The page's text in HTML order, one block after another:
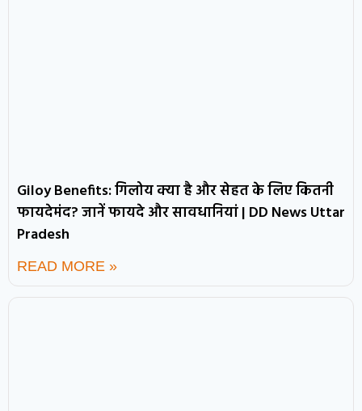
Giloy Benefits: गिलोय क्या है और सेहत के लिए कितनी
फायदेमंद? जानें फायदे और सावधानियां | DD News Uttar
Pradesh
READ MORE »